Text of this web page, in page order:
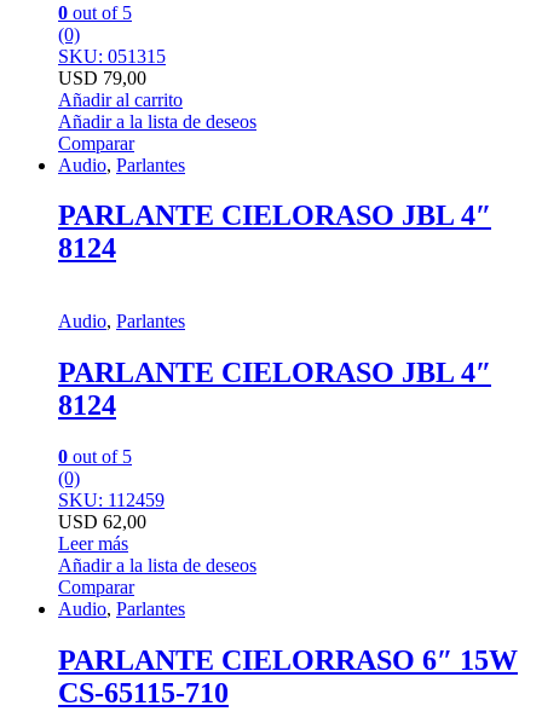
0 out of 5
(0)
SKU: 051315
USD 79,00
Añadir al carrito
Añadir a la lista de deseos
Comparar
Audio, Parlantes
PARLANTE CIELORASO JBL 4″
8124
Audio, Parlantes
PARLANTE CIELORASO JBL 4″
8124
0 out of 5
(0)
SKU: 112459
USD 62,00
Leer más
Añadir a la lista de deseos
Comparar
Audio, Parlantes
PARLANTE CIELORRASO 6″ 15W
CS-65115-710